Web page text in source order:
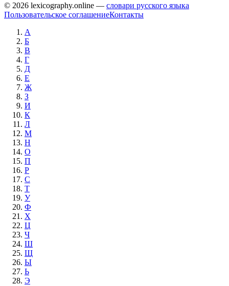
© 2026 lexicography.online — словари русского языка
Пользовательское соглашениеКонтакты
А
Б
В
Г
Д
Е
Ж
З
И
К
Л
М
Н
О
П
Р
С
Т
У
Ф
Х
Ц
Ч
Ш
Щ
Ы
Ь
Э